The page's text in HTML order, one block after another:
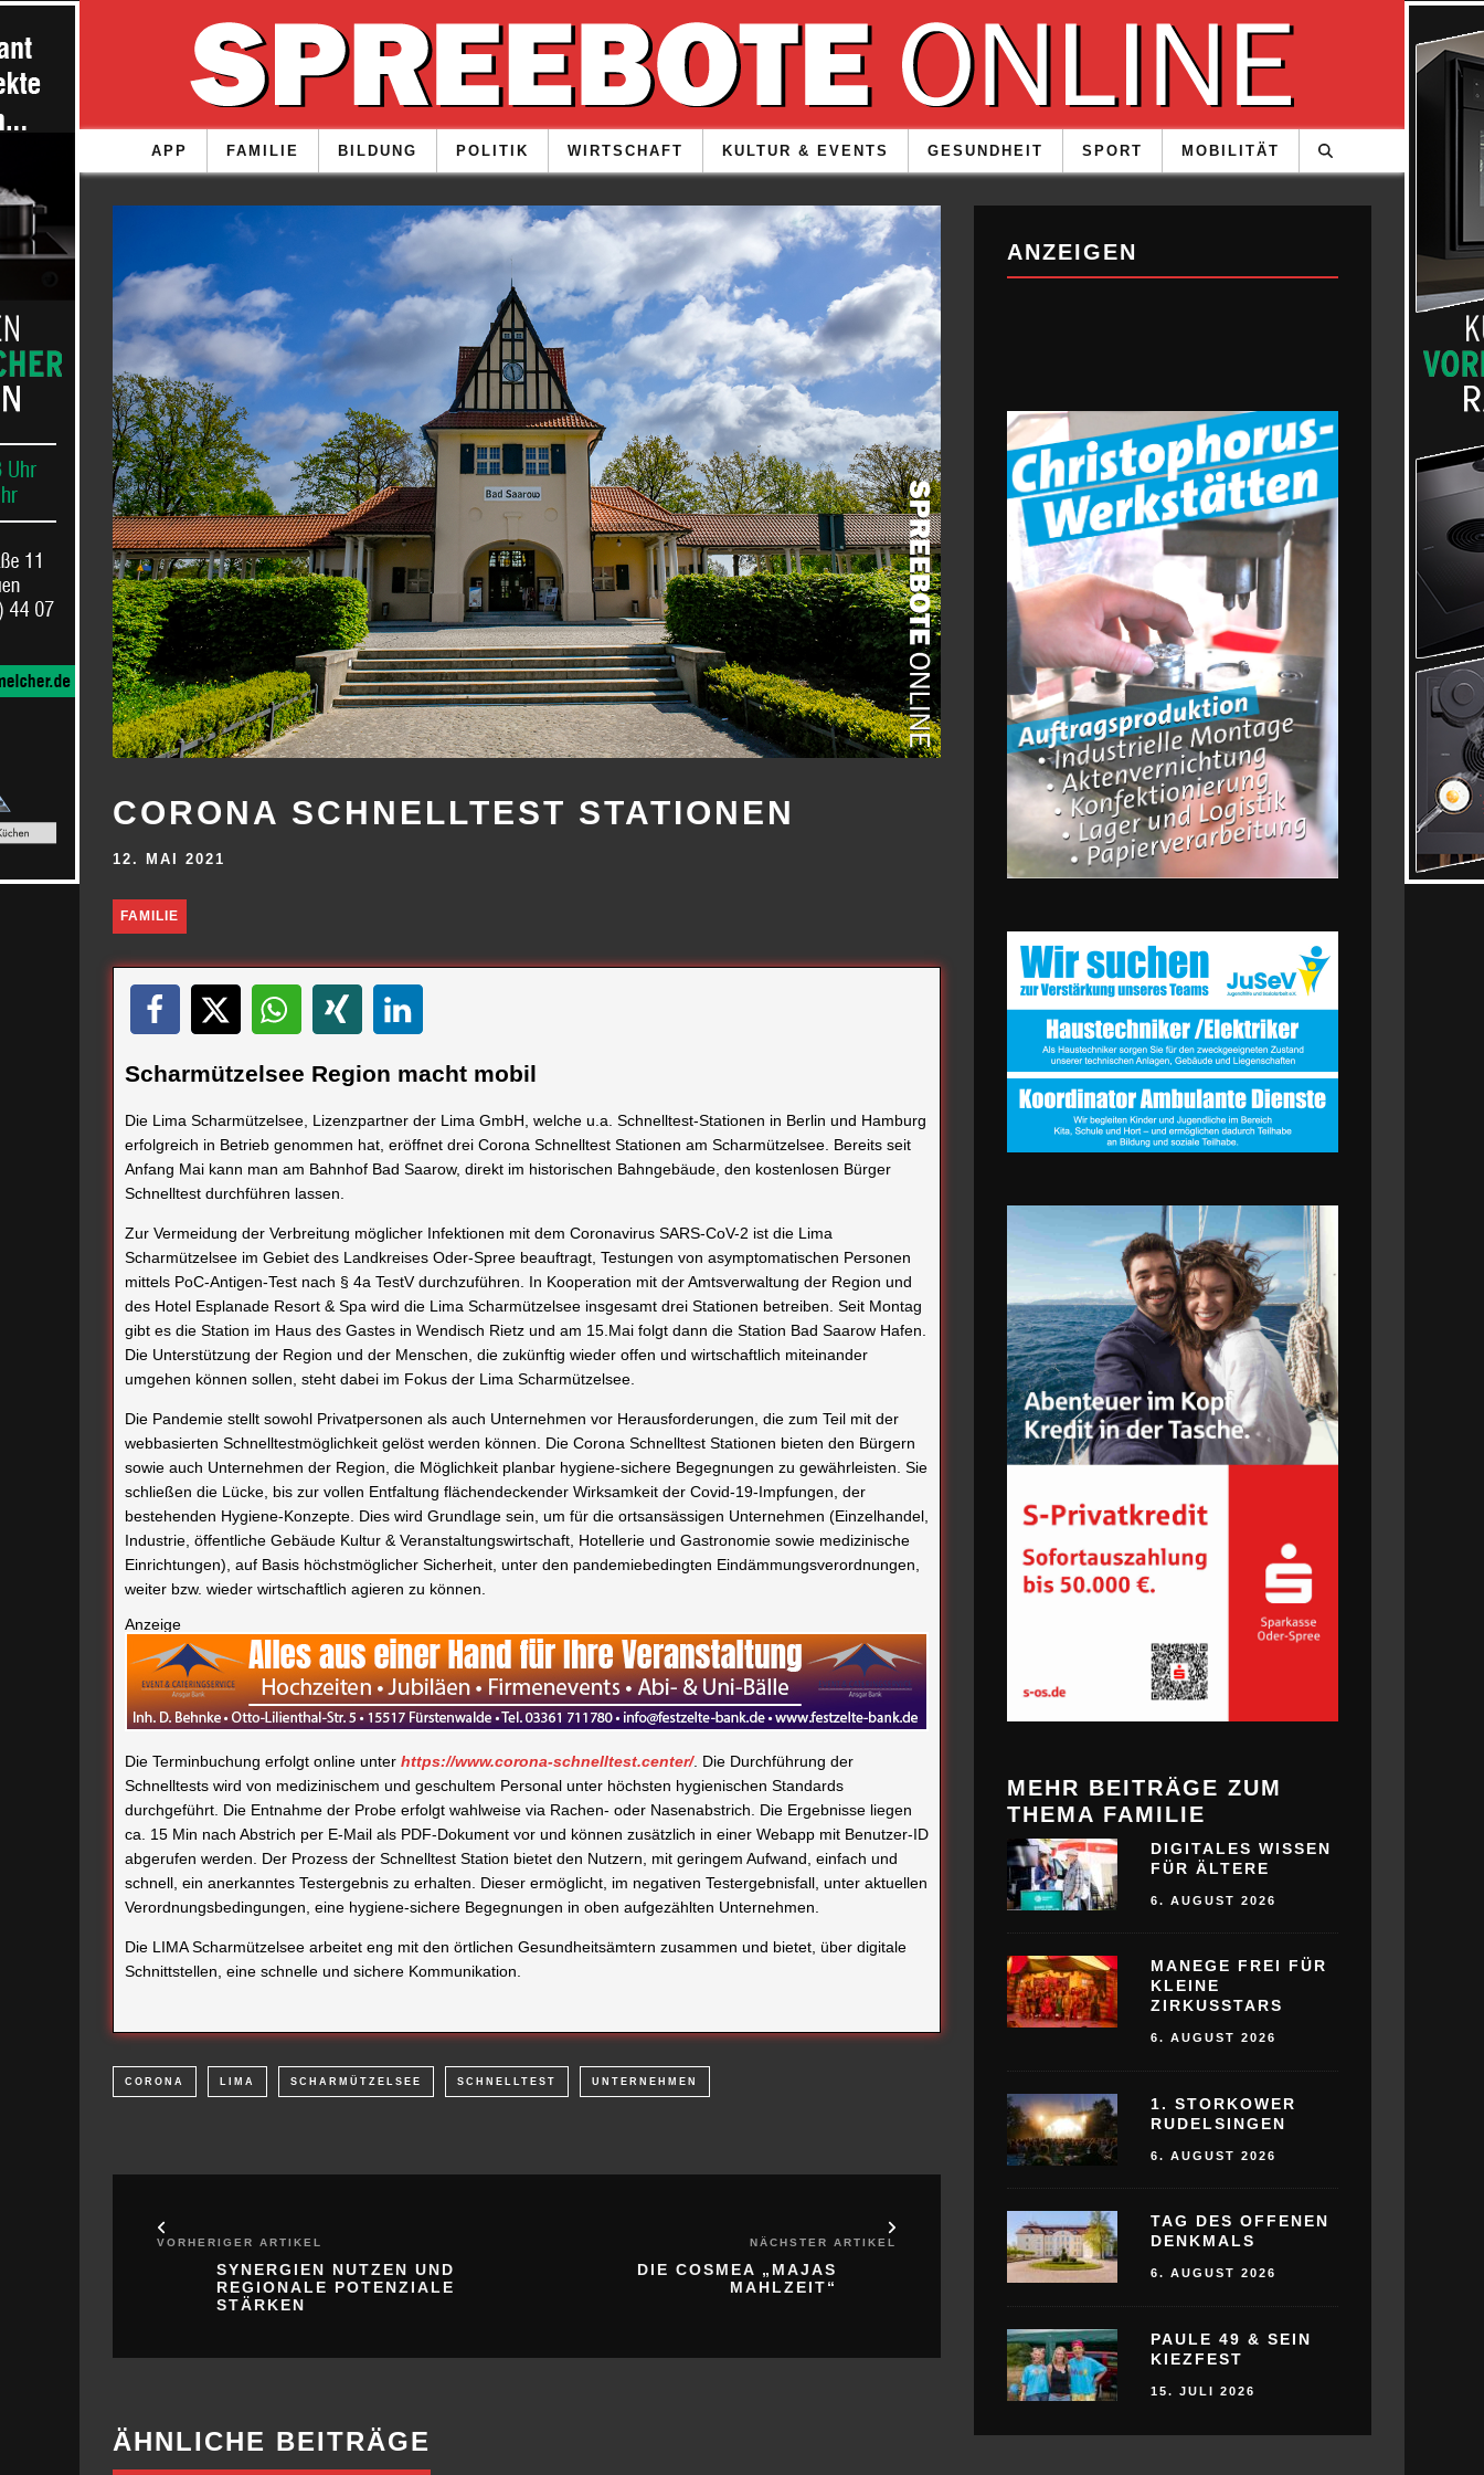
APP FAMILIE BILDUNG POLITIK WIRTSCHAFT KULTUR & EVENTS GESUNDHEIT SPORT MOBILITÄT
CORONA SCHNELLTEST STATIONEN
12. MAI 2021
FAMILIE
Scharmützelsee Region macht mobil
Die Lima Scharmützelsee, Lizenzpartner der Lima GmbH, welche u.a. Schnelltest-Stationen in Berlin und Hamburg
erfolgreich in Betrieb genommen hat, eröffnet drei Corona Schnelltest Stationen am Scharmützelsee. Bereits seit
Anfang Mai kann man am Bahnhof Bad Saarow, direkt im historischen Bahngebäude, den kostenlosen Bürger
Schnelltest durchführen lassen.
Zur Vermeidung der Verbreitung möglicher Infektionen mit dem Coronavirus SARS-CoV-2 ist die Lima
Scharmützelsee im Gebiet des Landkreises Oder-Spree beauftragt, Testungen von asymptomatischen Personen
mittels PoC-Antigen-Test nach § 4a TestV durchzuführen. In Kooperation mit der Amtsverwaltung der Region und
des Hotel Esplanade Resort & Spa wird die Lima Scharmützelsee insgesamt drei Stationen betreiben. Seit Montag
gibt es die Station im Haus des Gastes in Wendisch Rietz und am 15.Mai folgt dann die Station Bad Saarow Hafen.
Die Unterstützung der Region und der Menschen, die zukünftig wieder offen und wirtschaftlich miteinander
umgehen können sollen, steht dabei im Fokus der Lima Scharmützelsee.
Die Pandemie stellt sowohl Privatpersonen als auch Unternehmen vor Herausforderungen, die zum Teil mit der
webbasierten Schnelltestmöglichkeit gelöst werden können. Die Corona Schnelltest Stationen bieten den Bürgern
sowie auch Unternehmen der Region, die Möglichkeit planbar hygiene-sichere Begegnungen zu gewährleisten. Sie
schließen die Lücke, bis zur vollen Entfaltung flächendeckender Wirksamkeit der Covid-19-Impfungen, der
bestehenden Hygiene-Konzepte. Dies wird Grundlage sein, um für die ortsansässigen Unternehmen (Einzelhandel,
Industrie, öffentliche Gebäude Kultur & Veranstaltungswirtschaft, Hotellerie und Gastronomie sowie medizinische
Einrichtungen), auf Basis höchstmöglicher Sicherheit, unter den pandemiebedingten Eindämmungsverordnungen,
weiter bzw. wieder wirtschaftlich agieren zu können.
Anzeige
Die Terminbuchung erfolgt online unter
https://www.corona-schnelltest.center/ . Die Durchführung der
Schnelltests wird von medizinischem und geschultem Personal unter höchsten hygienischen Standards
durchgeführt. Die Entnahme der Probe erfolgt wahlweise via Rachen- oder Nasenabstrich. Die Ergebnisse liegen
ca. 15 Min nach Abstrich per E-Mail als PDF-Dokument vor und können zusätzlich in einer Webapp mit Benutzer-ID
abgerufen werden. Der Prozess der Schnelltest Station bietet den Nutzern, mit geringem Aufwand, einfach und
schnell, ein anerkanntes Testergebnis zu erhalten. Dieser ermöglicht, im negativen Testergebnisfall, unter aktuellen
Verordnungsbedingungen, eine hygiene-sichere Begegnungen in oben aufgezählten Unternehmen.
Die LIMA Scharmützelsee arbeitet eng mit den örtlichen Gesundheitsämtern zusammen und bietet, über digitale
Schnittstellen, eine schnelle und sichere Kommunikation.
CORONA LIMA SCHARMÜTZELSEE SCHNELLTEST
ANZEIGEN
MEHR BEITRÄGE ZUM
THEMA FAMILIE
DIGITALES WISSEN
FÜR ÄLTERE
6. AUGUST 2026
MANEGE FREI FÜR
KLEINE
ZIRKUSSTARS
6. AUGUST 2026
1. STORKOWER
RUDELSINGEN
6. AUGUST 2026
TAG DES OFFENEN
DENKMALS
6. AUGUST 2026
PAULE 49 & SEIN
KIEZFEST
15. JULI 2026